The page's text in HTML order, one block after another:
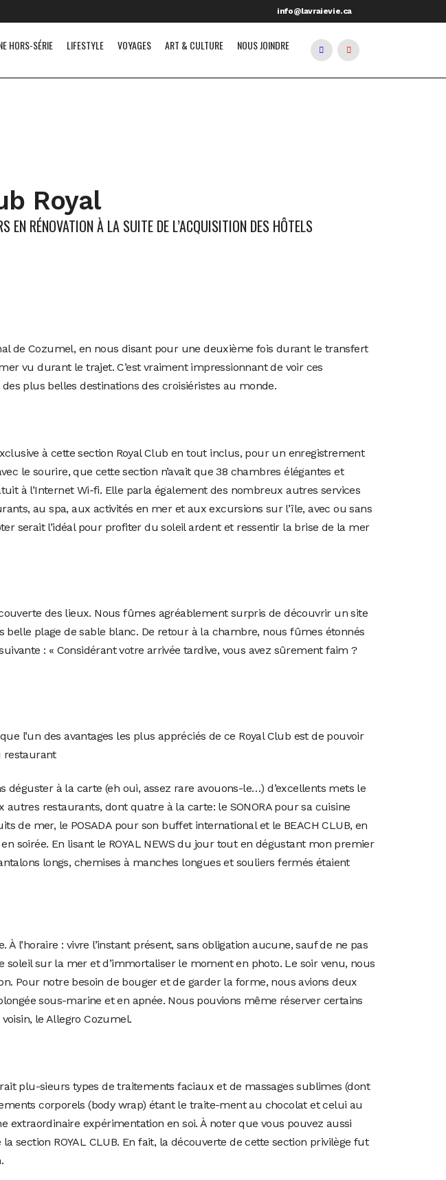
info@lavraievie.ca
HORS-SÉRIE LIFESTYLE VOYAGES ART & CULTURE NOUS JOINDRE
Royal
RÉNOVATION À LA SUITE DE L’ACQUISITION DES HÔTELS
de Cozumel, en nous disant pour une deuxième fois durant le transfert
vu durant le trajet. C’est vraiment impressionnant de voir ces
plus belles destinations des croisiéristes au monde.
à cette section Royal Club en tout inclus, pour un enregistrement
le sourire, que cette section n’avait que 38 chambres élégantes et
à l’Internet Wi-fi. Elle parla également des nombreux autres services
au spa, aux activités en mer et aux excursions sur l’île, avec ou sans
serait l’idéal pour profiter du soleil ardent et ressentir la brise de la mer
des lieux. Nous fûmes agréablement surpris de découvrir un site
plage de sable blanc. De retour à la chambre, nous fûmes étonnés
: « Considérant votre arrivée tardive, vous avez sûrement faim ?
l’un des avantages les plus appréciés de ce Royal Club est de pouvoir
restaurant
à la carte (eh oui, assez rare avouons-le…) d’excellents mets le
restaurants, dont quatre à la carte: le SONORA pour sa cuisine
de mer, le POSADA pour son buffet international et le BEACH CLUB, en
soirée. En lisant le ROYAL NEWS du jour tout en dégustant mon premier
longs, chemises à manches longues et souliers fermés étaient
: vivre l’instant présent, sans obligation aucune, sauf de ne pas
sur la mer et d’immortaliser le moment en photo. Le soir venu, nous
Pour notre besoin de bouger et de garder la forme, nous avions deux
sous-marine et en apnée. Nous pouvions même réserver certains
le Allegro Cozumel.
plu-sieurs types de traitements faciaux et de massages sublimes (dont
corporels (body wrap) étant le traite-ment au chocolat et celui au
extraordinaire expérimentation en soi. À noter que vous pouvez aussi
section ROYAL CLUB. En fait, la découverte de cette section privilège fut